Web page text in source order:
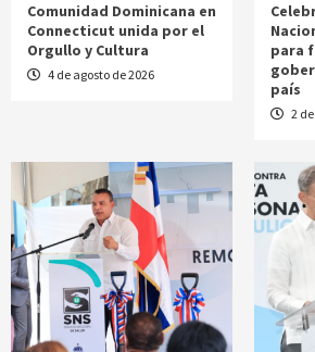
Comunidad Dominicana en
Connecticut unida por el
Orgullo y Cultura
4 de agosto de 2026
para
país
2